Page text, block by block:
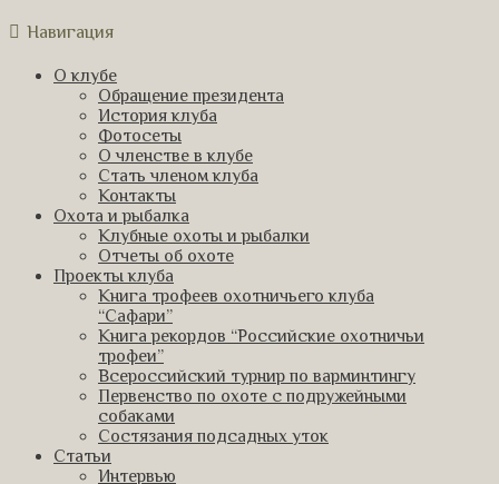
Навигация
О клубе
Обращение президента
История клуба
Фотосеты
О членстве в клубе
Стать членом клуба
Контакты
Охота и рыбалка
Клубные охоты и рыбалки
Отчеты об охоте
Проекты клуба
Книга трофеев охотничьего клуба
“Сафари”
Книга рекордов “Российские охотничьи
трофеи”
Всероссийский турнир по варминтингу
Первенство по охоте с подружейными
собаками
Состязания подсадных уток
Статьи
Интервью